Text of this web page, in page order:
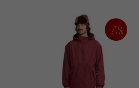
-20%